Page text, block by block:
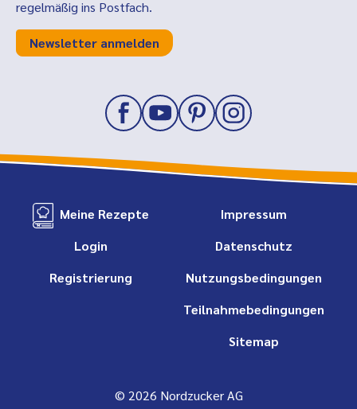
regelmäßig ins Postfach.
Newsletter anmelden
Meine Rezepte
Login
Registrierung
Impressum
Datenschutz
Nutzungsbedingungen
Teilnahmebedingungen
Sitemap
© 2026 Nordzucker AG